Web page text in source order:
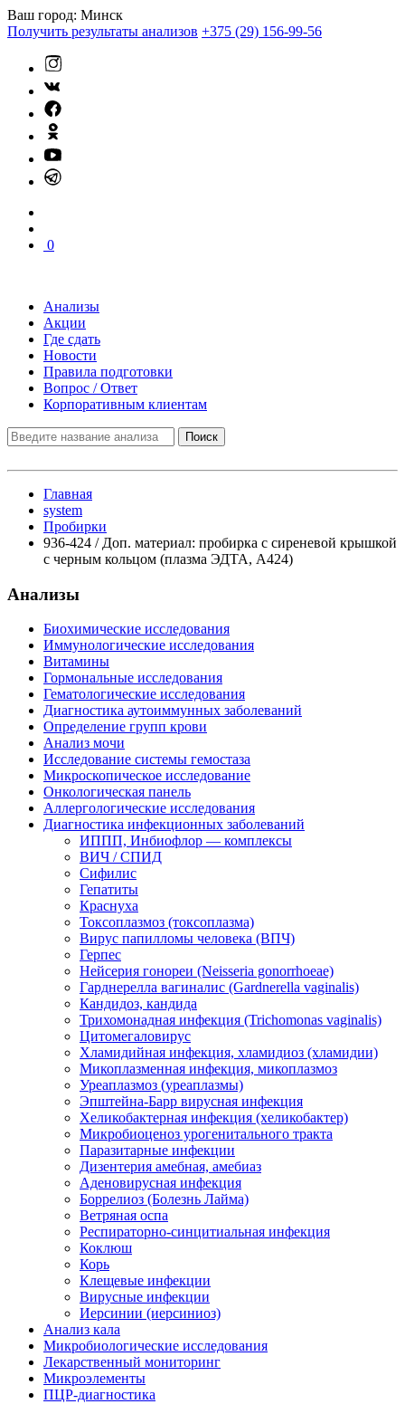
Ваш город: Минск
Получить результаты анализов +375 (29) 156-99-56
0
Анализы
Акции
Где сдать
Новости
Правила подготовки
Вопрос / Ответ
Корпоративным клиентам
Поиск
Главная
system
Пробирки
936-424 / Доп. материал: пробирка с сиреневой крышкой
с черным кольцом (плазма ЭДТА, А424)
Анализы
Биохимические исследования
Иммунологические исследования
Витамины
Гормональные исследования
Гематологические исследования
Диагностика аутоиммунных заболеваний
Определение групп крови
Анализ мочи
Исследование системы гемостаза
Микроскопическое исследование
Онкологическая панель
Аллергологические исследования
Диагностика инфекционных заболеваний
ИППП, Инбиофлор — комплексы
ВИЧ / СПИД
Сифилис
Гепатиты
Краснуха
Токсоплазмоз (токсоплазма)
Вирус папилломы человека (ВПЧ)
Герпес
Нейсерия гонореи (Neisseria gonorrhoeae)
Гарднерелла вагиналис (Gardnerella vaginalis)
Кандидоз, кандида
Трихомонадная инфекция (Trichomonas vaginalis)
Цитомегаловирус
Хламидийная инфекция, хламидиоз (хламидии)
Микоплазменная инфекция, микоплазмоз
Уреаплазмоз (уреаплазмы)
Эпштейна-Барр вирусная инфекция
Хеликобактерная инфекция (хеликобактер)
Микробиоценоз урогенитального тракта
Паразитарные инфекции
Дизентерия амебная, амебиаз
Аденовирусная инфекция
Боррелиоз (Болезнь Лайма)
Ветряная оспа
Респираторно-синцитиальная инфекция
Коклюш
Корь
Клещевые инфекции
Вирусные инфекции
Иерсинии (иерсиниоз)
Анализ кала
Микробиологические исследования
Лекарственный мониторинг
Микроэлементы
ПЦР-диагностика